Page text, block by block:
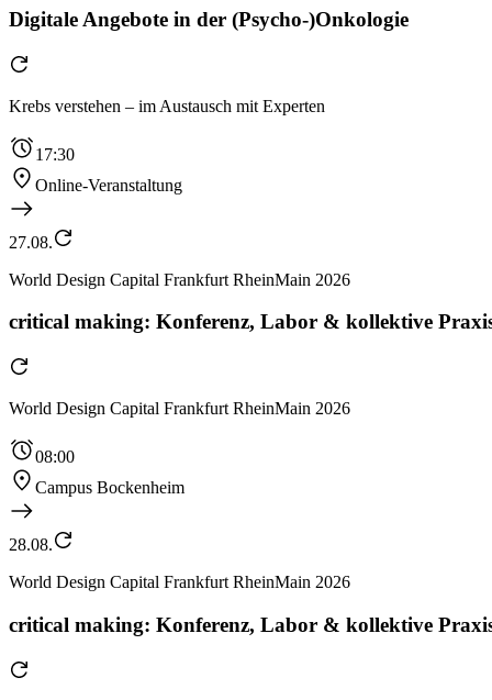
Digitale Angebote in der (Psycho-)Onkologie
Krebs verstehen – im Austausch mit Experten
17:30
Online-Veranstaltung
27.08.
World Design Capital Frankfurt RheinMain 2026
critical making: Konferenz, Labor & kollektive
World Design Capital Frankfurt RheinMain 2026
08:00
Campus Bockenheim
28.08.
World Design Capital Frankfurt RheinMain 2026
critical making: Konferenz, Labor & kollektive